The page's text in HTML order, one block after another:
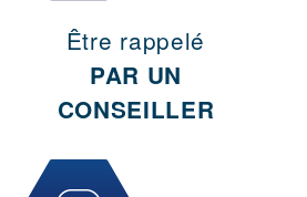
Être rappelé
PAR UN
CONSEILLER